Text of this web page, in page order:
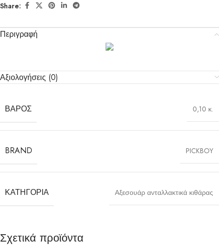
Share:
Περιγραφή
Αξιολογήσεις (0)
ΒΆΡΟΣ 0,10 κ.
BRAND PICKBOY
ΚΑΤΗΓΟΡΊΑ Αξεσουάρ ανταλλακτικά κιθάρας
Σχετικά προϊόντα